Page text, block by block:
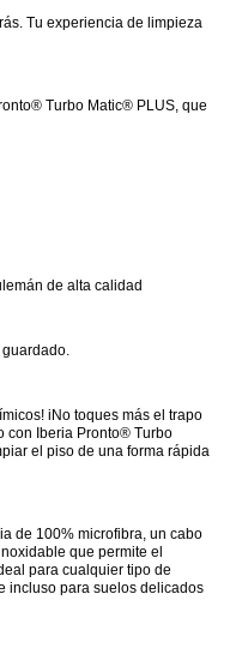
Tu experiencia de limpieza
Turbo Matic® PLUS, que
de alta calidad
iNo toques más el trapo
con Iberia Pronto® Turbo
el piso de una forma rápida
de 100% microfibra, un cabo
que permite el
para cualquier tipo de
incluso para suelos delicados